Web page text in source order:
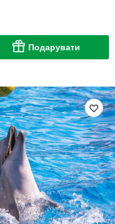
Подарувати